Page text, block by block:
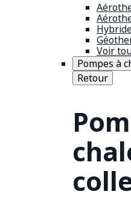
Voir
Pompes à
Retour